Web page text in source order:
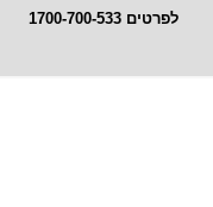
לפרטים 1700-700-533